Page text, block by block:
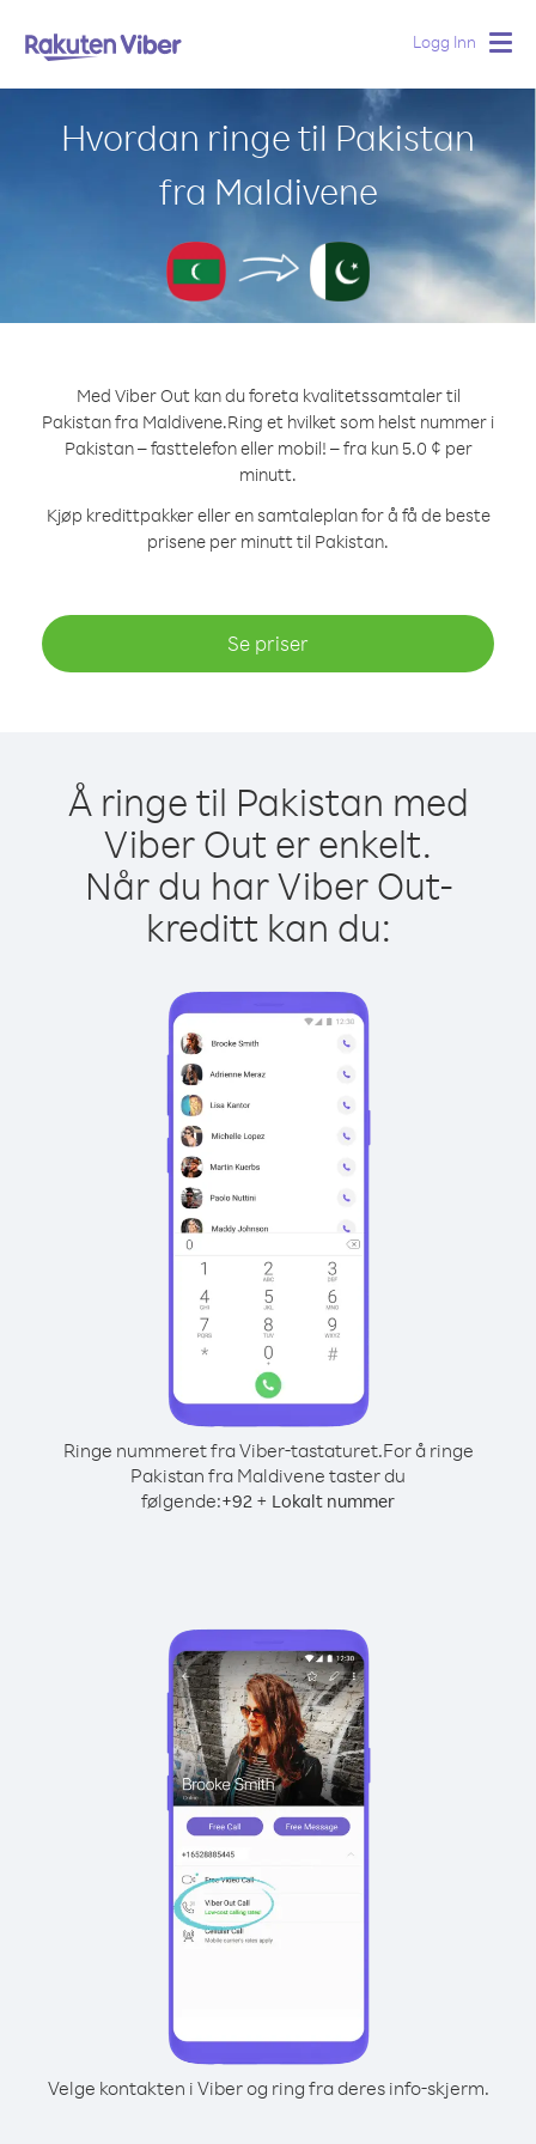
Logg Inn
Hvordan ringe til Pakistan
fra Maldivene
Med Viber Out kan du foreta kvalitetssamtaler til
Pakistan fra Maldivene.Ring et hvilket som helst nummer i
Pakistan – fasttelefon eller mobil! – fra kun 5.0 ¢ per
minutt.
Kjøp kredittpakker eller en samtaleplan for å få de beste
prisene per minutt til Pakistan.
Se priser
Å ringe til Pakistan med
Viber Out er enkelt.
Når du har Viber Out-
kreditt kan du:
Ringe nummeret fra Viber-tastaturet.For å ringe
Pakistan fra Maldivene taster du
følgende:+92 + Lokalt nummer
Velge kontakten i Viber og ring fra deres info-skjerm.